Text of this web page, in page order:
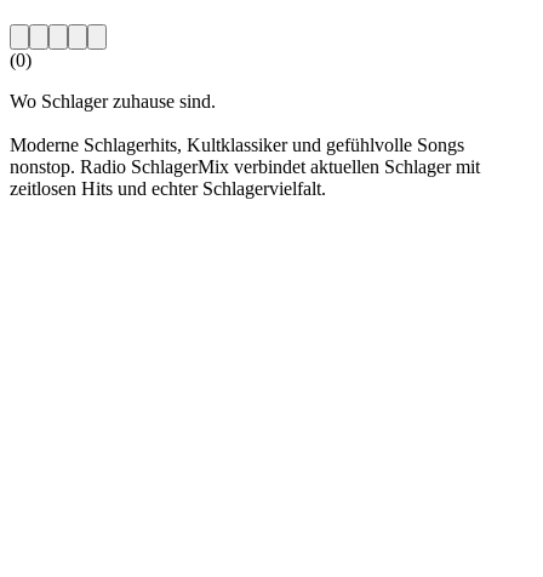
(0)
Wo Schlager zuhause sind.
Moderne Schlagerhits, Kultklassiker und gefühlvolle Songs
nonstop. Radio SchlagerMix verbindet aktuellen Schlager mit
zeitlosen Hits und echter Schlagervielfalt.